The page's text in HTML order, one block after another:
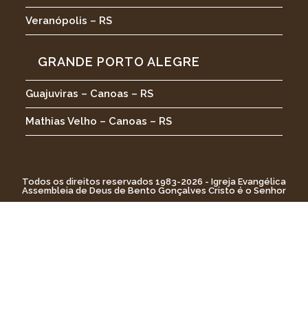
Veranópolis – RS
GRANDE PORTO ALEGRE
Guajuviras – Canoas – RS
Mathias Velho – Canoas – RS
Todos os direitos reservados 1983-2026 - Igreja Evangélica
Assembleia de Deus de Bento Gonçalves Cristo é o Senhor